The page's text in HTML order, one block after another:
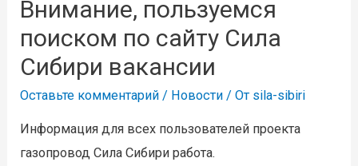
Внимание, пользуемся
поиском по сайту Сила
Сибири вакансии
Оставьте комментарий / Новости / От sila-sibiri
Информация для всех пользователей проекта
газопровод Сила Сибири работа.